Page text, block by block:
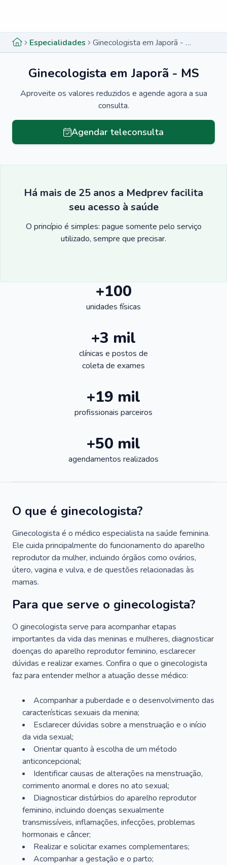
Especialidades Ginecologista em Japorã - MS
Ginecologista em Japorã - MS
Aproveite os valores reduzidos e agende agora a sua
consulta.
Agendar teleconsulta
Há mais de 25 anos a Medprev facilita
seu acesso à saúde
O princípio é simples: pague somente pelo serviço
utilizado, sempre que precisar.
+100
unidades físicas
+3 mil
clínicas e postos de
coleta de exames
+19 mil
profissionais parceiros
+50 mil
agendamentos realizados
O que é ginecologista?
Ginecologista é o médico especialista na saúde feminina.
Ele cuida principalmente do funcionamento do aparelho
reprodutor da mulher, incluindo órgãos como ovários,
útero, vagina e vulva, e de questões relacionadas às
mamas.
Para que serve o ginecologista?
O ginecologista serve para acompanhar etapas
importantes da vida das meninas e mulheres, diagnosticar
doenças do aparelho reprodutor feminino, esclarecer
dúvidas e realizar exames. Confira o que o ginecologista
faz para entender melhor a atuação desse médico:
Acompanhar a puberdade e o desenvolvimento das
características sexuais da menina;
Esclarecer dúvidas sobre a menstruação e o início
da vida sexual;
Orientar quanto à escolha de um método
anticoncepcional;
Identificar causas de alterações na menstruação,
corrimento anormal e dores no ato sexual;
Diagnosticar distúrbios do aparelho reprodutor
feminino, incluindo doenças sexualmente
transmissíveis, inflamações, infecções, problemas
hormonais e câncer;
Realizar e solicitar exames complementares;
Acompanhar a gestação e o parto;